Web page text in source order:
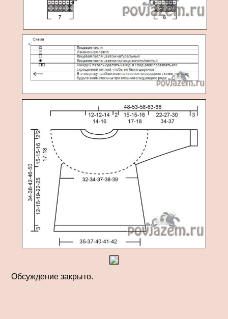
Обсуждение закрыто.